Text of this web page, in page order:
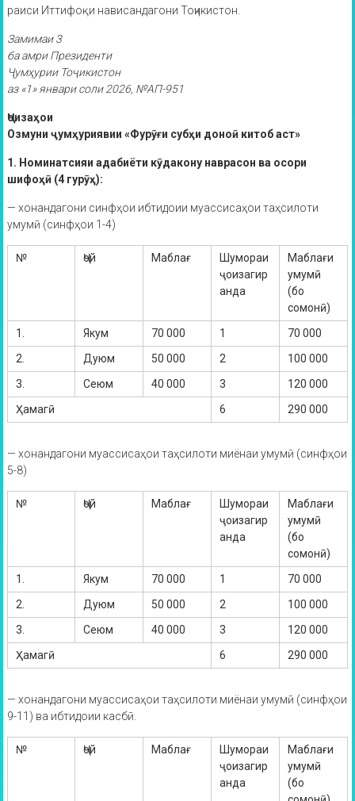
раиси Иттифоқи нависандагони Тоҷикистон.
Замимаи 3
ба амри Президенти
Ҷумҳурии Тоҷикистон
аз «1» январи соли 2026, №АП-951
Ҷоизаҳои
Озмуни ҷумҳуриявии «Фурӯғи субҳи доноӣ китоб аст»
1. Номинатсияи адабиёти кӯдакону наврасон ва осори
шифоҳӣ (4 гурӯҳ):
— хонандагони синфҳои ибтидоии муассисаҳои таҳсилоти
умумӣ (синфҳои 1-4)
№ Ҷой Маблағ
Шумораи
ҷоизагир
анда
Маблағи
умумӣ
(бо
сомонӣ)
1.
Якум 70 000 1
70 000
2.
Дуюм 50 000 2
100 000
3.
Сеюм 40 000 3
120 000
Ҳамагӣ
6 290 000
— хонандагони муассисаҳои таҳсилоти миёнаи умумӣ (синфҳои
5-8)
№ Ҷой Маблағ
Шумораи
ҷоизагир
анда
Маблағи
умумӣ
(бо
сомонӣ)
1.
Якум 70 000 1
70 000
2.
Дуюм 50 000 2
100 000
3.
Сеюм 40 000 3
120 000
Ҳамагӣ
6 290 000
— хонандагони муассисаҳои таҳсилоти миёнаи умумӣ (синфҳои
9-11) ва ибтидоии касбӣ.
№ Ҷой Маблағ
Шумораи
ҷоизагир
анда
Маблағи
умумӣ
(бо